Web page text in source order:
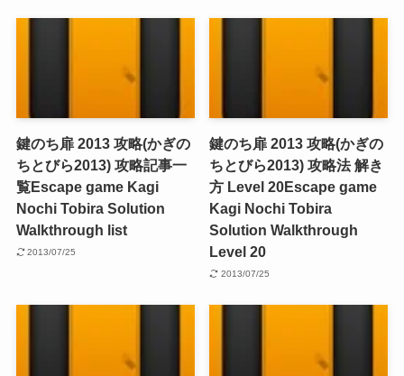
鍵のち扉 2013 攻略(かぎの
ちとびら2013) 攻略記事一
覧Escape game Kagi
Nochi Tobira Solution
Walkthrough list
2013/07/25
鍵のち扉 2013 攻略(かぎの
ちとびら2013) 攻略法 解き
方 Level 20Escape game
Kagi Nochi Tobira
Solution Walkthrough
Level 20
2013/07/25